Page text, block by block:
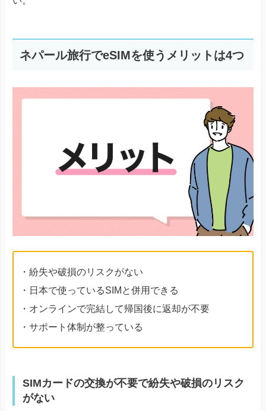
ネパール旅行でeSIMを使うメリットは4つ
・紛失や破損のリスクがない
・日本で使っているSIMと併用できる
・オンラインで完結して帰国後に返却が不要
・サポート体制が整っている
SIMカードの交換が不要で紛失や破損のリスク
がない